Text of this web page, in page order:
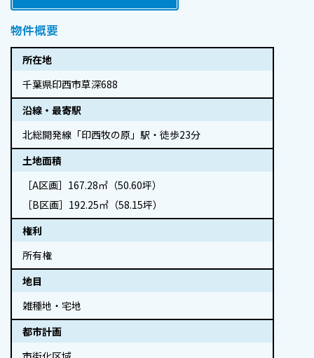
物件概要
所在地
千葉県印西市草深688
沿線・最寄駅
北総開発線「印西牧の原」駅・徒歩23分
土地面積
［A区画］167.28㎡（50.60坪）
［B区画］192.25㎡（58.15坪）
権利
所有権
地目
雑種地・宅地
都市計画